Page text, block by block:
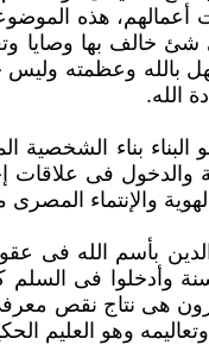
أعمالهم، هذه
بها وصايا
بالله وعظمته
الله.‏
البناء بناء
والدخول فى
والإنتماء
بأسم الله فى
وأدخلوا فى السلم
هى نتاج نقص
وهو العليم